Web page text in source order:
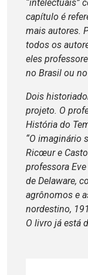
“intelectuais”
capítulo é
mais autores.
todos os
eles
no Brasil ou
Dois
projeto. O
História do
“O imaginário
Ricœur e
professora
de Delaware,
agrônomos e
nordestino,
O livro já está